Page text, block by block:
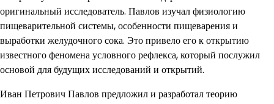
оригинальный исследователь. Павлов изучал физиологию
пищеварительной системы, особенности пищеварения и
выработки желудочного сока. Это привело его к открытию
известного феномена условного рефлекса, который послужил
основой для будущих исследований и открытий.
Иван Петрович Павлов предложил и разработал теорию